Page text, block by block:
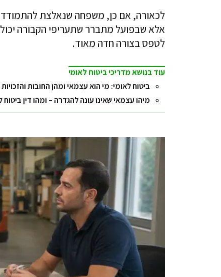
לכאורה, אם כן, משפחה שנאלצת להתמודד
אלא שבפועל מתברר שתעריפי הקבורה
לטפס בצורה חדה מאוד.
עוד בנושא מדריכי ביטוח לאומי
ביטוח לאומי: מי הוא עצמאי ומהן החובות
מיהו עצמאי שאינו עונה להגדרה – ומהו דין ביטוח